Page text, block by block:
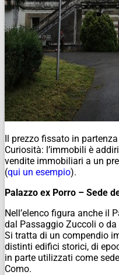
Il prezzo fissato in
Curiosità: l’immobili è
vendite immobiliari a un
(qui un esempio).
Palazzo ex Porro – Sede
Nell’elenco figura anche il
dal Passaggio Zuccoli o
Si tratta di un compendio
distinti edifici storici, di
in parte utilizzati come
Como.